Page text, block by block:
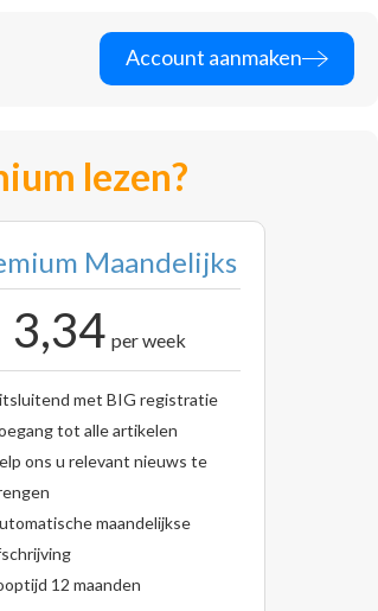
Account aanmaken
lezen?
Maandelijks
3,34 per week
met BIG registratie
tot alle artikelen
ons u relevant nieuws te
maandelijkse
12 maanden